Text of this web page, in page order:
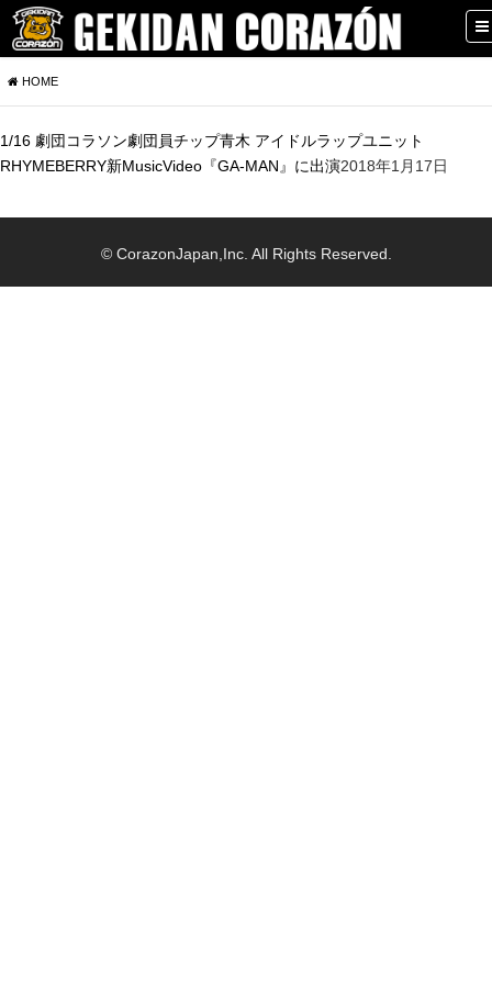
HOME
1/16 劇団コラソン劇団員チップ青木 アイドルラップユニット
RHYMEBERRY新MusicVideo『GA-MAN』に出演2018年1月17日
© CorazonJapan,Inc. All Rights Reserved.